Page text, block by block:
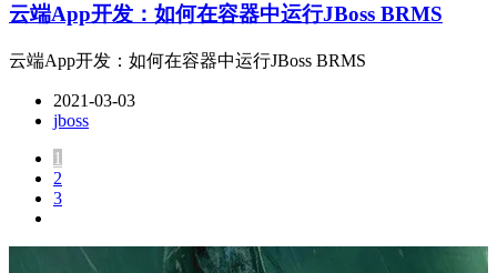
云端App开发：如何在容器中运行JBoss BRMS
云端App开发：如何在容器中运行JBoss BRMS
2021-03-03
jboss
1
2
3